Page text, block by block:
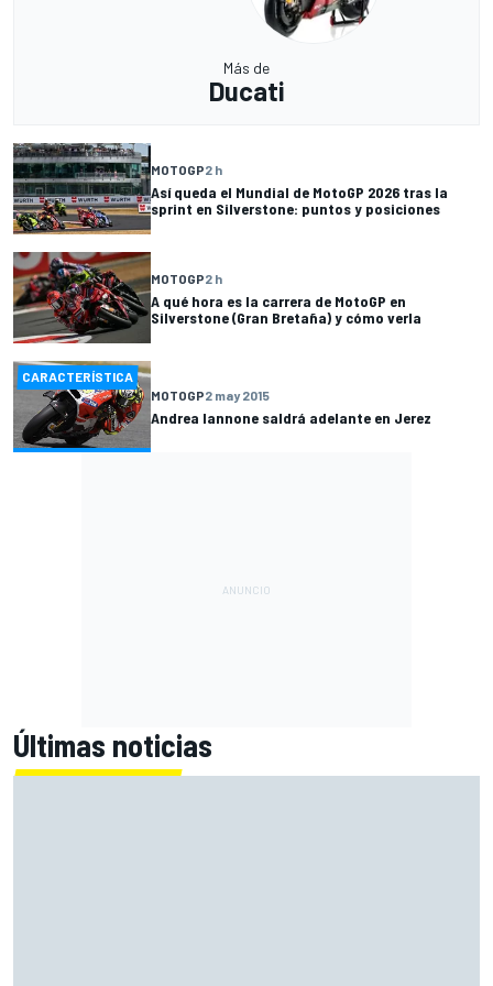
Más de
Ducati
MOTOGP2 h
Así queda el Mundial de MotoGP 2026 tras la
sprint en Silverstone: puntos y posiciones
MOTOGP2 h
A qué hora es la carrera de MotoGP en
Silverstone (Gran Bretaña) y cómo verla
CARACTERÍSTICA
MOTOGP2 may 2015
Andrea Iannone saldrá adelante en Jerez
Últimas noticias